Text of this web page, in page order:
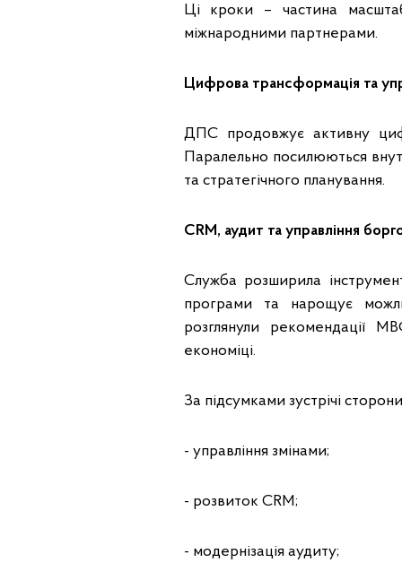
Ці кроки – частина
міжнародними партнерами.
Цифрова трансформація та
ДПС продовжує активну
Паралельно посилюються
та стратегічного планування.
CRM, аудит та управління
Служба розширила
програми та нарощує
розглянули рекомендації
економіці.
За підсумками зустрічі
- управління змінами;
- розвиток CRM;
- модернізація аудиту;